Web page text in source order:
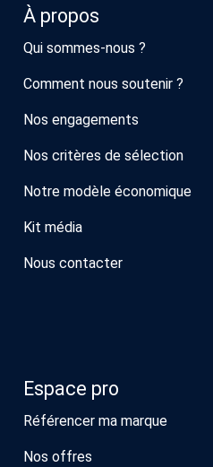
À propos
Qui sommes-nous ?
Comment nous soutenir ?
Nos engagements
Nos critères de sélection
Notre modèle économique
Kit média
Nous contacter
Espace pro
Référencer ma marque
Nos offres